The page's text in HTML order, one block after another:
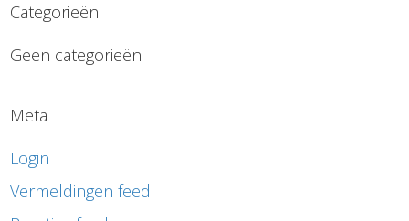
Categorieën
Geen categorieën
Meta
Login
Vermeldingen feed